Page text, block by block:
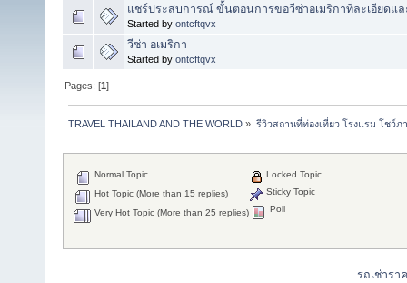
แชร์ประสบการณ์ ขั้นตอนการขอวีซ่าอเมริกาที่ละเอียดแล
Started by ontcftqvx
วีซ่า อเมริกา
Started by ontcftqvx
Pages: [1]
TRAVEL THAILAND AND THE WORLD » รีวิวสถานที่ท่องเที่ยว โรงแรม โชว์ภ
Normal Topic
Hot Topic (More than 15 replies)
Very Hot Topic (More than 25 replies)
Locked Topic
Sticky Topic
Poll
รถเช่าร